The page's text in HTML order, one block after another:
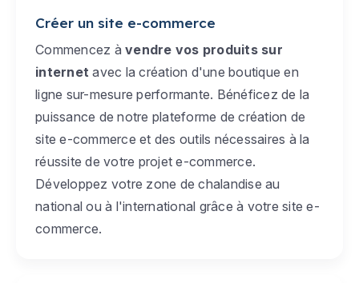
Créer un site e-commerce
Commencez à vendre vos produits sur
internet avec la création d'une boutique en
ligne sur-mesure performante. Bénéficez de la
puissance de notre plateforme de création de
site e-commerce et des outils nécessaires à la
réussite de votre projet e-commerce.
Développez votre zone de chalandise au
national ou à l'international grâce à votre site e-
commerce.